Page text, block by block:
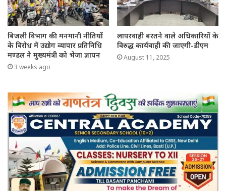
बिजली विभाग की मनमानी नीतियों
के विरोध में उद्योग व्यापार प्रतिनिधि
मण्डल ने मुख्यमंत्री को भेजा ज्ञापन
3 weeks ago
लापरवाही बरतने वाले अधिकारियों के
विरुद्ध कार्यवाही की जाएगी-डीएम
August 11, 2025